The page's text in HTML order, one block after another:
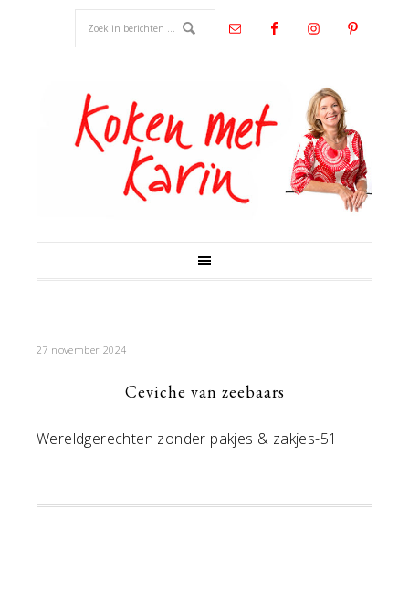
27 november 2024
Ceviche van zeebaars
Wereldgerechten zonder pakjes & zakjes-51